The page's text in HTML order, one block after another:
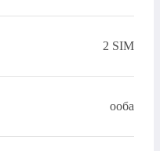
2 SIM
ооба